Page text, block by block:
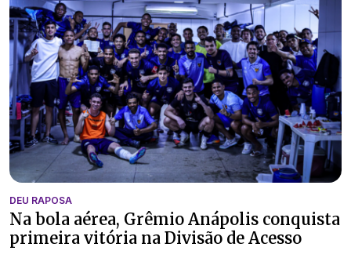
DEU RAPOSA
Na bola aérea, Grêmio Anápolis conquista
primeira vitória na Divisão de Acesso